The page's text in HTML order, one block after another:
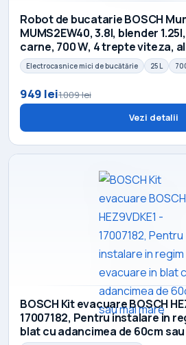
Robot de bucatarie BOSCH
MUMS2EW40, 3.8l, blender
carne, 700 W, 4 trepte viteza,
Electrocasnice mici de bucătărie 25 L
949 lei1.009 lei
Vezi detalii
BOSCH Kit evacuare BOSCH
17007182, Pentru instalare in
blat cu adancimea de 60cm